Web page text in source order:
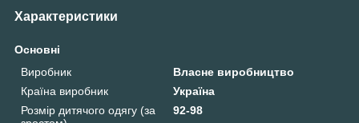
Характеристики
Основні
Виробник
Власне виробництво
Країна виробник
Україна
Розмір дитячого одягу (за
92-98